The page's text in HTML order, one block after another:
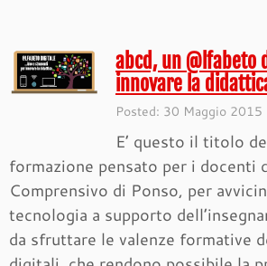
abcd, un @lfabeto
innovare la
Posted: 30 Maggio 2015
E’ questo il titolo
formazione pensato per i docenti
Comprensivo di Ponso, per
tecnologia a supporto
da sfruttare le valenze formative